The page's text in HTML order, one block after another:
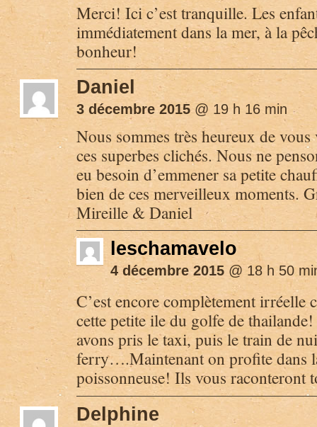
Merci! Ici c’est tranquille. Les
immédiatement dans la mer, à la
bonheur!
Daniel
3 décembre 2015@ 19 h 16 min
Nous sommes très heureux de
ces superbes clichés. Nous ne
eu besoin d’emmener sa petite
bien de ces merveilleux moments.
Mireille & Daniel
leschamavelo
4 décembre 2015 @ 18 h 50
C’est encore complètement irréelle
cette petite ile du golfe de
avons pris le taxi, puis le train de
ferry….Maintenant on profite dans
poissonneuse! Ils vous raconteront
Delphine